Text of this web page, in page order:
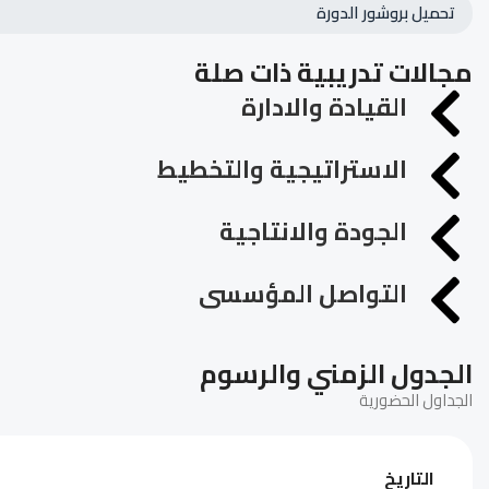
تحميل بروشور الدورة
مجالات تدريبية ذات صلة
القيادة والادارة
الاستراتيجية والتخطيط
الجودة والانتاجية
التواصل المؤسسى
الجدول الزمني والرسوم
الجداول الحضورية
التاريخ